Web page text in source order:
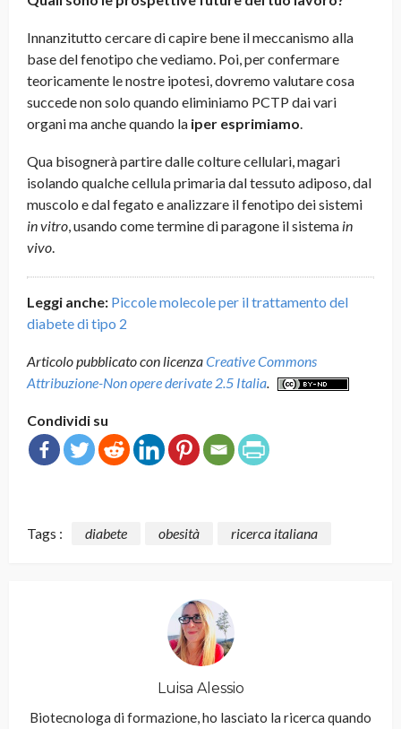
Innanzitutto cercare di capire bene il meccanismo alla
base del fenotipo che vediamo. Poi, per confermare
teoricamente le nostre ipotesi, dovremo valutare cosa
succede non solo quando eliminiamo PCTP dai vari
organi ma anche quando la iper esprimiamo.
Qua bisognerà partire dalle colture cellulari, magari
isolando qualche cellula primaria dal tessuto adiposo, dal
muscolo e dal fegato e analizzare il fenotipo dei sistemi
in vitro, usando come termine di paragone il sistema in
vivo.
Leggi anche: Piccole molecole per il trattamento del
diabete di tipo 2
Articolo pubblicato con licenzaCreative Commons
Attribuzione-Non opere derivate 2.5 Italia.
Condividi su
Tags : diabete obesità ricerca italiana
Luisa Alessio
Biotecnologa di formazione, ho lasciato la ricerca quando